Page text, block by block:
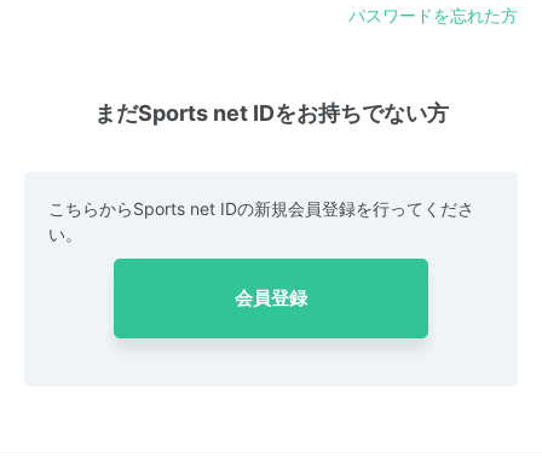
パスワードを忘れた方
まだSports net IDをお持ちでない方
こちらからSports net IDの新規会員登録を行ってくださ
い。
会員登録